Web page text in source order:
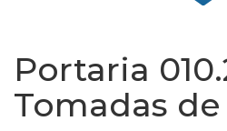
Portaria
Tomadas